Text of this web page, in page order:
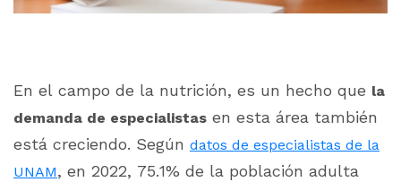
En el campo de la nutrición, es un hecho que la
demanda de especialistas en esta área también
está creciendo. Según datos de especialistas de la
UNAM, en 2022, 75.1% de la población adulta